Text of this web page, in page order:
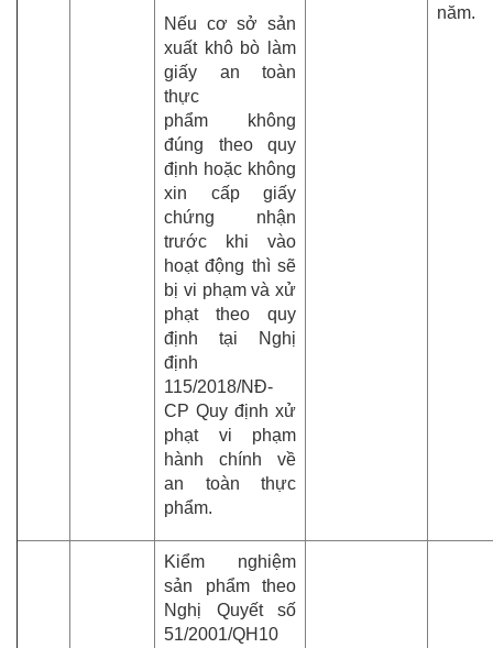
Nếu cơ sở sản
xuất khô bò làm
giấy an toàn
thực
phẩm không
đúng theo quy
định hoặc không
xin cấp giấy
chứng nhận
trước khi vào
hoạt động thì sẽ
bị vi phạm và xử
phạt theo quy
định tại Nghị
định
115/2018/NĐ-
CP Quy định xử
phạt vi phạm
hành chính về
an toàn thực
phẩm.
năm.
Kiểm nghiệm
sản phẩm theo
Nghị Quyết số
51/2001/QH10